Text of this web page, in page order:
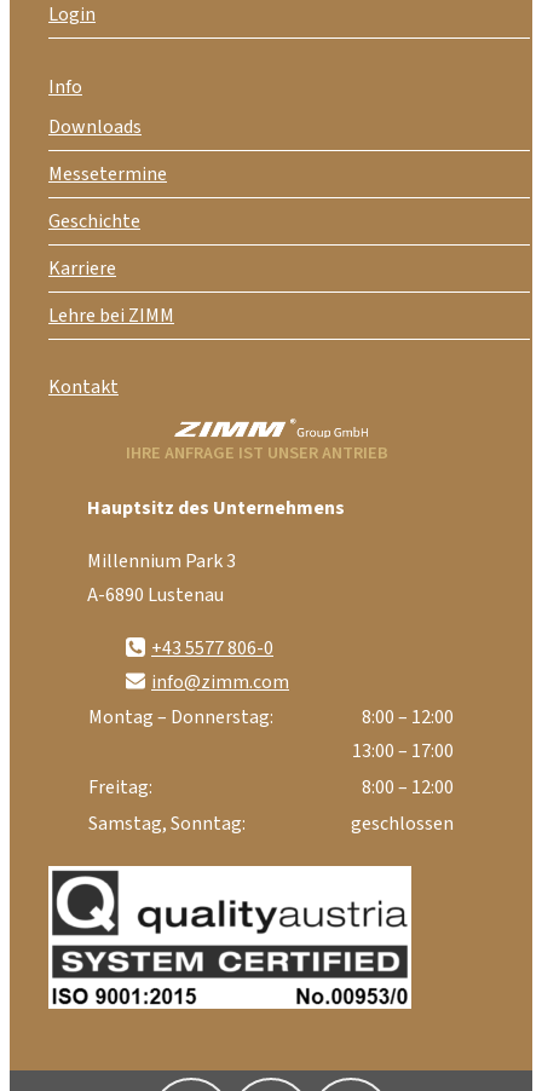
Login
Info
Downloads
Messetermine
Geschichte
Karriere
Lehre bei ZIMM
Kontakt
IHRE ANFRAGE IST UNSER ANTRIEB
Hauptsitz des Unternehmens
Millennium Park 3
A-6890 Lustenau
+43 5577 806-0
info@zimm.com
Montag – Donnerstag:
8:00 – 12:00
13:00 – 17:00
Freitag:
8:00 – 12:00
Samstag, Sonntag:
geschlossen